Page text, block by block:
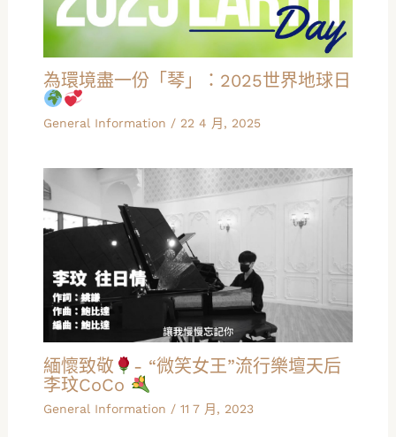
為環境盡一份「琴」：2025世界地球日
General Information / 22 4 月, 2025
緬懷致敬
- “微笑女王”流行樂壇天后
李玟CoCo
General Information / 11 7 月, 2023